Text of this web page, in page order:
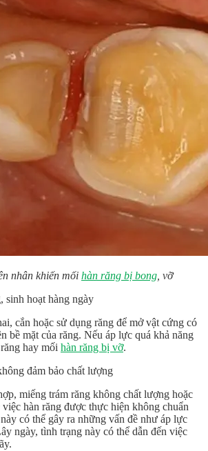
nhân khiến mối hàn răng bị bong , vỡ
sinh hoạt hàng ngày
cắn hoặc sử dụng răng để mở vật cứng có
bề mặt của răng. Nếu áp lực quá khả năng
hay mối hàn răng bị vỡ.
đảm bảo chất lượng
miếng trám răng không chất lượng hoặc
hàn răng được thực hiện không chuẩn
có thể gây ra những vấn đề như áp lực
ngày, tình trạng này có thể dẫn đến việc